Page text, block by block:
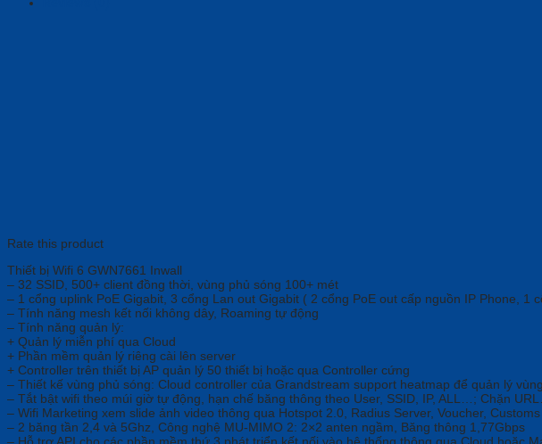
Rate this product
Thiết bị Wifi 6 GWN7661 Inwall
– 32 SSID, 500+ client đồng thời, vùng phủ sóng 100+ mét
– 1 cổng uplink PoE Gigabit, 3 cổng Lan out Gigabit ( 2 cổng PoE out cấp nguồn IP Phone, 1
– Tính năng mesh kết nối không dây, Roaming tự động
– Tính năng quản lý:
+ Quản lý miễn phí qua Cloud
+ Phần mềm quản lý riêng cài lên server
+ Controller trên thiết bị AP quản lý 50 thiết bị hoặc qua Controller cứng
– Thiết kế vùng phủ sóng: Cloud controller của Grandstream support heatmap để quản lý
– Tắt bật wifi theo múi giờ tự động, hạn chế băng thông theo User, SSID, IP, ALL…; Chặn
– Wifi Marketing xem slide ảnh video thông qua Hotspot 2.0, Radius Server, Voucher,
– 2 băng tần 2,4 và 5Ghz, Công nghệ MU-MIMO 2: 2×2 anten ngầm, Băng thông 1,77Gbps